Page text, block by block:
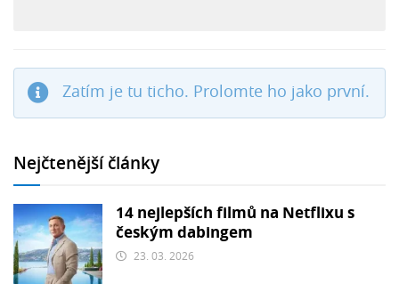
Zatím je tu ticho. Prolomte ho jako první.
Nejčtenější články
14 nejlepších filmů na Netflixu s
českým dabingem
23. 03. 2026